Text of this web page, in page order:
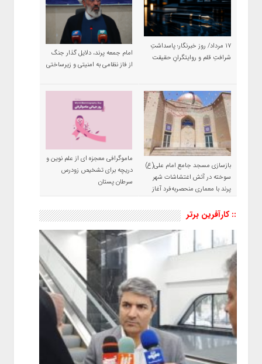
۱۷ مرداد/ روز خبرنگار؛ پاسداشتِ
شرافتِ قلم و روایتگرانِ حقیقت
امام جمعه پرند، دلایل گذار جنگ
از فاز نظامی به امنیتی و زیرساختی
بازسازی مسجد جامع امام علی(ع)
سوخته در آتش اغتشاشات شهر
پرند با معماری منحصربه‌فرد آغاز
ماموگرافی معجزه ای از علم نوین و
دریچه برای تشخیص زودرس
سرطان پستان
:: کارآفرین برتر